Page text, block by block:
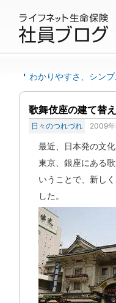
わかりやすさ、シンプ
歌舞伎座の建て替
日々のつれづれ 2009
最近、日本発の文
東京、銀座にある
いうことで、新し
した。